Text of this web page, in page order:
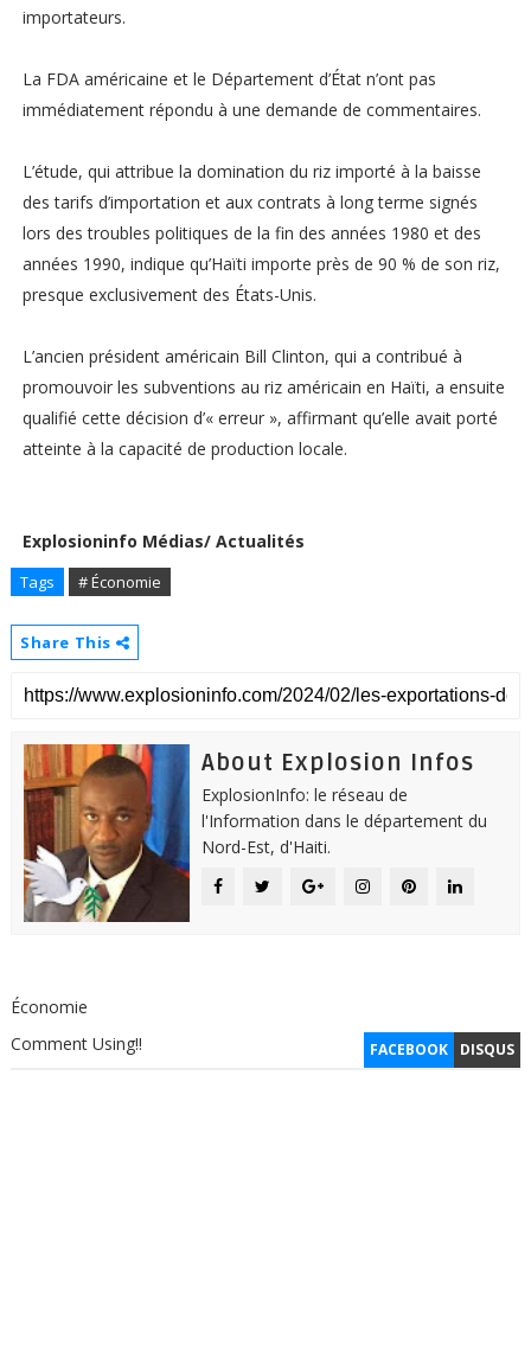
importateurs.
La FDA américaine et le Département d’État n’ont pas
immédiatement répondu à une demande de commentaires.
L’étude, qui attribue la domination du riz importé à la baisse
des tarifs d’importation et aux contrats à long terme signés
lors des troubles politiques de la fin des années 1980 et des
années 1990, indique qu’Haïti importe près de 90 % de son riz,
presque exclusivement des États-Unis.
L’ancien président américain Bill Clinton, qui a contribué à
promouvoir les subventions au riz américain en Haïti, a ensuite
qualifié cette décision d’« erreur », affirmant qu’elle avait porté
atteinte à la capacité de production locale.
Explosioninfo Médias/ Actualités
Tags # Économie
Share This
About Explosion Infos
ExplosionInfo: le réseau de
l'Information dans le département du
Nord-Est, d'Haiti.
Économie
FACEBOOK DISQUS
Comment Using!!